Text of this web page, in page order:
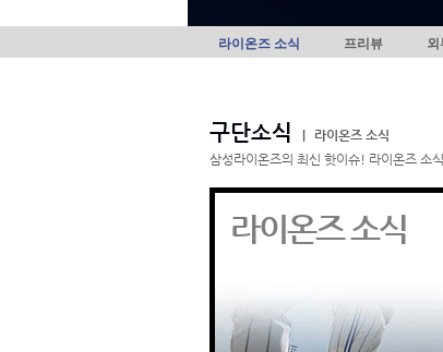
라이온즈 소식 프리뷰 외
구단소식
라이온즈 소식
삼성라이온즈의 최신 핫이슈! 라이온즈 소
라이온즈 소식